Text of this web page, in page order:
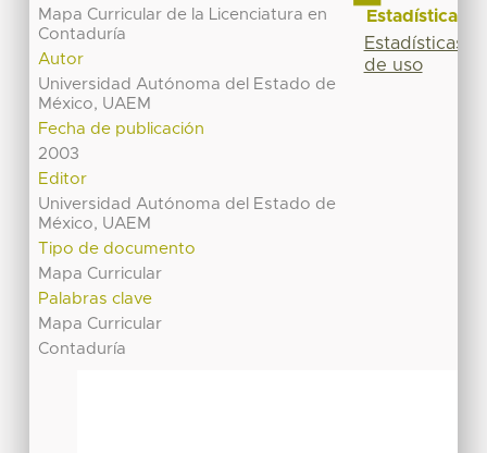
Mapa Curricular de la Licenciatura en
Contaduría
Autor
Universidad Autónoma del Estado de
México, UAEM
Fecha de publicación
2003
Editor
Universidad Autónoma del Estado de
México, UAEM
Tipo de documento
Mapa Curricular
Palabras clave
Mapa Curricular
Contaduría
Estadísticas
Estadísticas
de uso